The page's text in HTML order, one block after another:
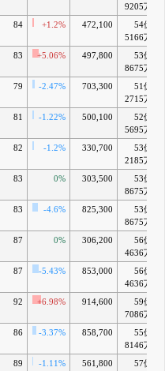
9205万
84 +1.2% 472,100
54億
5166万
83 +5.06% 497,800
53億
8675万
79 -2.47% 703,300
51億
2715万
81 -1.22% 500,100
52億
5695万
82 -1.2% 330,700
53億
2185万
83 0% 303,500
53億
8675万
83 -4.6% 825,300
53億
8675万
87 0% 306,200
56億
4636万
87 -5.43% 853,000
56億
4636万
92 +6.98% 914,600
59億
7086万
86 -3.37% 858,700
55億
8146万
89 -1.11% 561,800 57億